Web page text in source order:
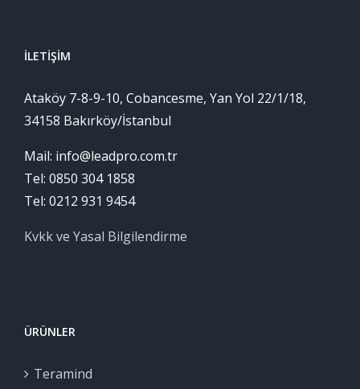
İLETIŞIM
Ataköy 7-8-9-10, Cobancesme, Yan Yol 22/1/18,
34158 Bakırköy/İstanbul
Mail: info@leadpro.com.tr
Tel: 0850 304 1858
Tel: 0212 931 9454
Kvkk ve Yasal Bilgilendirme
ÜRÜNLER
Teramind